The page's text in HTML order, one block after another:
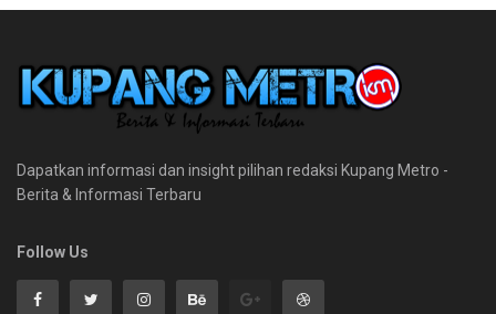
Dapatkan informasi dan insight pilihan redaksi Kupang Metro -
Berita & Informasi Terbaru
Follow Us